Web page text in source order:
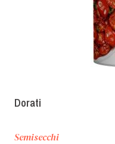
Dorati
Semisecchi